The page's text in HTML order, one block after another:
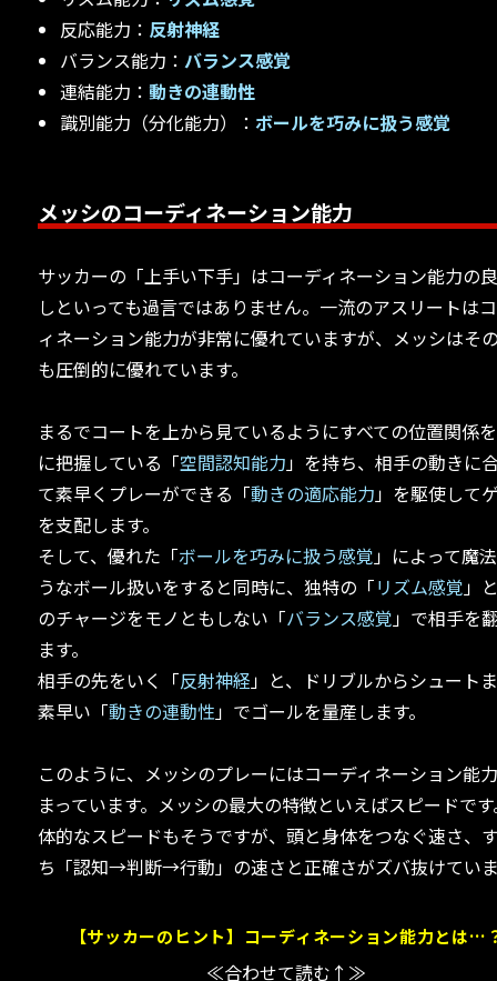
反応能力： 反射神経
バランス能力：バランス感覚
連結能力：動きの連動性
識別能力（分化能力）：ボールを巧みに扱う感覚
メッシのコーディネーション能力
サッカーの「上手い下手」はコーディネーション能力の
しといっても過言ではありません。一流のアスリートは
ィネーション能力が非常に優れていますが、メッシはそ
も圧倒的に優れています。
まるでコートを上から見ているようにすべての位置関係
に把握している「空間認知能力」を持ち、相手の動きに
て素早くプレーができる「動きの適応能力」を駆使して
を支配します。
そして、優れた「ボールを巧みに扱う感覚」によって魔
うなボール扱いをすると同時に、独特の「リズム感覚」
のチャージをモノともしない「バランス感覚」で相手を
ます。
相手の先をいく「反射神経」と、ドリブルからシュート
素早い「動きの連動性」でゴールを量産します。
このように、メッシのプレーにはコーディネーション能
まっています。メッシの最大の特徴といえばスピードで
体的なスピードもそうですが、頭と身体をつなぐ速さ、
ち「認知→判断→行動」の速さと正確さがズバ抜けてい
【サッカーのヒント】コーディネーション能力とは…
≪合わせて読む↑≫